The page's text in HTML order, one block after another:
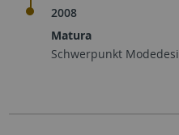
2008
Matura
Schwerpunkt